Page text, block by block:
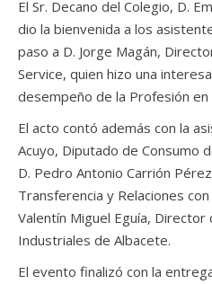
El Sr. Decano del Colegio, D.
dio la bienvenida a los
paso a D. Jorge Magán,
Service, quien hizo una
desempeño de la Profesión en
El acto contó además con la
Acuyo, Diputado de Consumo
D. Pedro Antonio Carrión
Transferencia y Relaciones
Valentín Miguel Eguía,
Industriales de Albacete.
El evento finalizó con la